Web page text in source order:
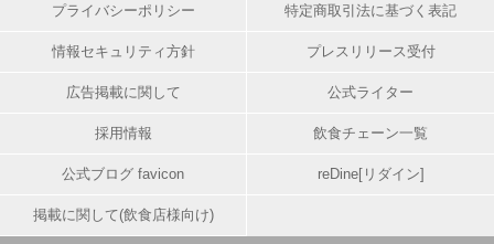
プライバシーポリシー 特定商取引法に基づく表記
情報セキュリティ方針 プレスリリース受付
広告掲載に関して 公式ライター
採用情報 飲食チェーン一覧
公式ブログ favicon reDine[リダイン]
掲載に関して(飲食店様向け)